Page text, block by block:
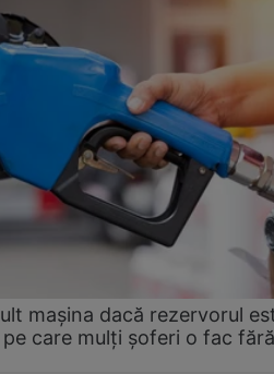
mașina dacă rezervorul
care mulți șoferi o fac